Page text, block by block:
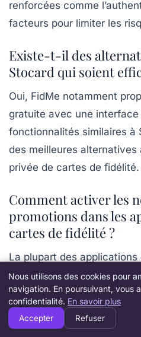
renforcées comme
facteurs pour limiter les
Existe-t-il des
Stocard qui soient
Oui, FidMe notamment
gratuite avec une
fonctionnalités similaires à
des meilleures
privée de cartes de fidélité.
Comment activer les
promotions dans les
cartes de fidélité ?
La plupart des applications
l’autorisation d’accéder à
aux notifications. Une fois
accordées, vous recevrez
entrez dans un magasin
Nous utilisons des cookies pour
navigation. En poursuivant, vous
confidentialité. En savoir plus
Accepter Refuser